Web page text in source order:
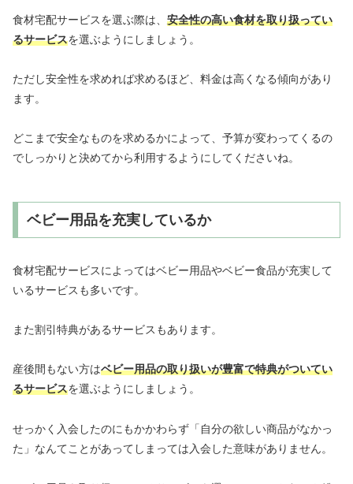
食材宅配サービスを選ぶ際は、 安全性の高い食材を取り扱ってい
るサービスを選ぶようにしましょう。
ただし安全性を求めれば求めるほど、料金は高くなる傾向があり
ます。
どこまで安全なものを求めるかによって、予算が変わってくるの
でしっかりと決めてから利用するようにしてくださいね。
ベビー用品を充実しているか
食材宅配サービスによってはベビー用品やベビー食品が充実して
いるサービスも多いです。
また割引特典があるサービスもあります。
産後間もない方はベビー用品の取り扱いが豊富で特典がついてい
るサービスを選ぶようにしましょう。
せっかく入会したのにもかかわらず「自分の欲しい商品がなかっ
た」なんてことがあってしまっては入会した意味がありません。